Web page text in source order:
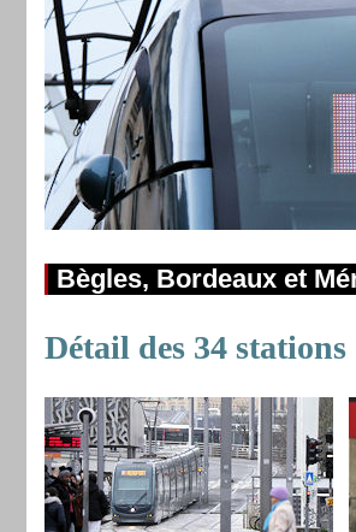
Bègles, Bordeaux et
Détail des 34